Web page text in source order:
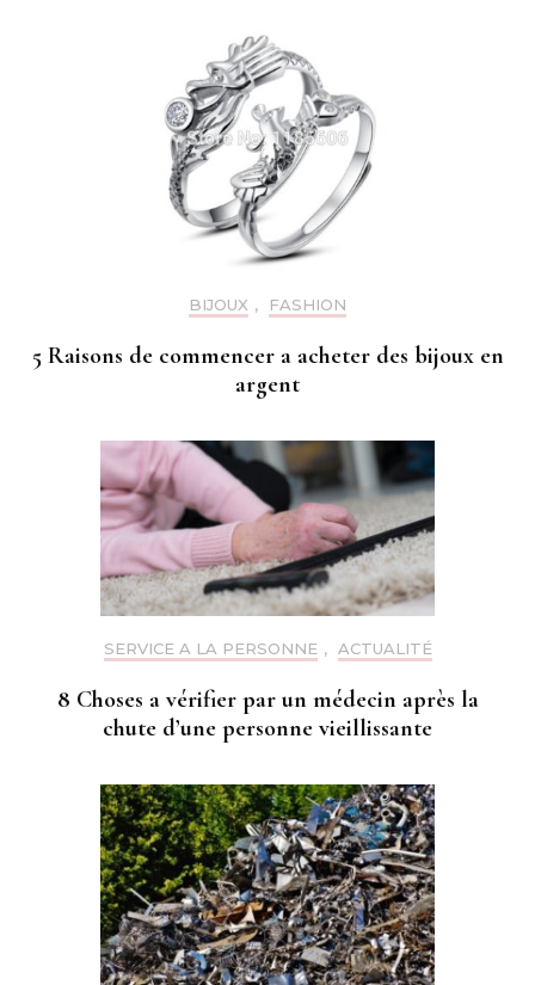
BIJOUX , FASHION
5 Raisons de commencer a acheter des bijoux en
argent
SERVICE A LA PERSONNE , ACTUALITÉ
8 Choses a vérifier par un médecin après la
chute d’une personne vieillissante